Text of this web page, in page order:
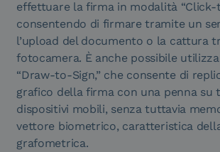
effettuare la firma in modalità “Click-
consentendo di firmare tramite un
l’upload del documento o la cattura
fotocamera. È anche possibile
“Draw-to-Sign,” che consente di
grafico della firma con una penna su
dispositivi mobili, senza tuttavia
vettore biometrico, caratteristica
grafometrica.